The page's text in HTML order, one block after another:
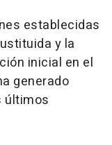
establecidas
y la
inicial en el
generado
últimos